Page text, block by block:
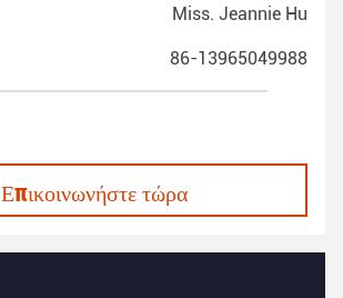
Miss. Jeannie Hu
86-13965049988
Επικοινωνήστε τώρα